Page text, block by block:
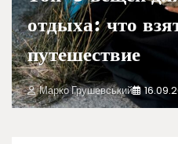
отдыха: что
путешествие
Марко Грушевський